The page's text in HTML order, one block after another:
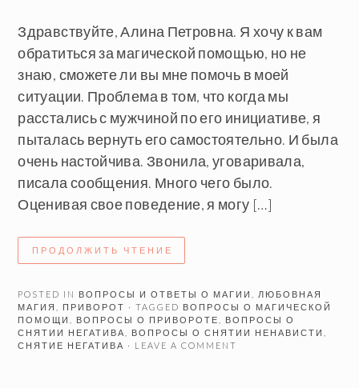
Здравствуйте, Алина Петровна. Я хочу к вам
обратиться за магической помощью, но не
знаю, сможете ли вы мне помочь в моей
ситуации. Проблема в том, что когда мы
расстались с мужчиной по его инициативе, я
пыталась вернуть его самостоятельно. И была
очень настойчива. Звонила, уговаривала,
писала сообщения. Много чего было.
Оценивая свое поведение, я могу […]
ПРОДОЛЖИТЬ ЧТЕНИЕ
POSTED IN ВОПРОСЫ И ОТВЕТЫ О МАГИИ
ЛЮБОВНАЯ
МАГИЯ
ПРИВОРОТ · TAGGED ВОПРОСЫ О МАГИЧЕСКОЙ
ПОМОЩИ
ВОПРОСЫ О ПРИВОРОТЕ
ВОПРОСЫ О
СНЯТИИ НЕГАТИВА
ВОПРОСЫ О СНЯТИИ НЕНАВИСТИ
СНЯТИЕ НЕГАТИВА · LEAVE A COMMENT